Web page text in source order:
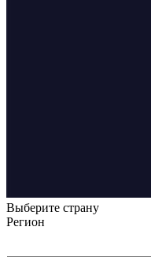
Выберите страну
Регион